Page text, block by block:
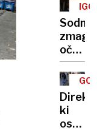
Sodna
zmaga
nad
ki